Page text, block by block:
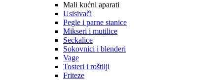
Mali kućni aparati
Usisivači
Pegle i parne stanice
Mikseri i mutilice
Seckalice
Sokovnici i blenderi
Vage
Tosteri i roštilji
Friteze